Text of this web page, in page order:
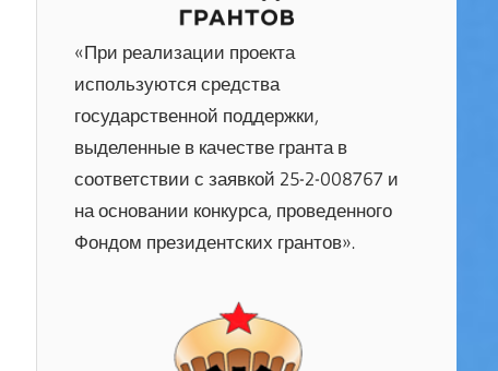
«При реализации проекта
используются средства
государственной поддержки,
выделенные в качестве гранта в
соответствии с заявкой 25-2-008767 и
на основании конкурса, проведенного
Фондом президентских грантов».